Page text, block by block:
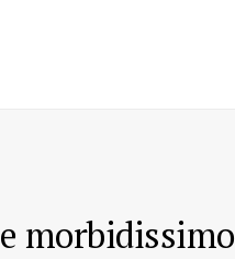
morbidissimo